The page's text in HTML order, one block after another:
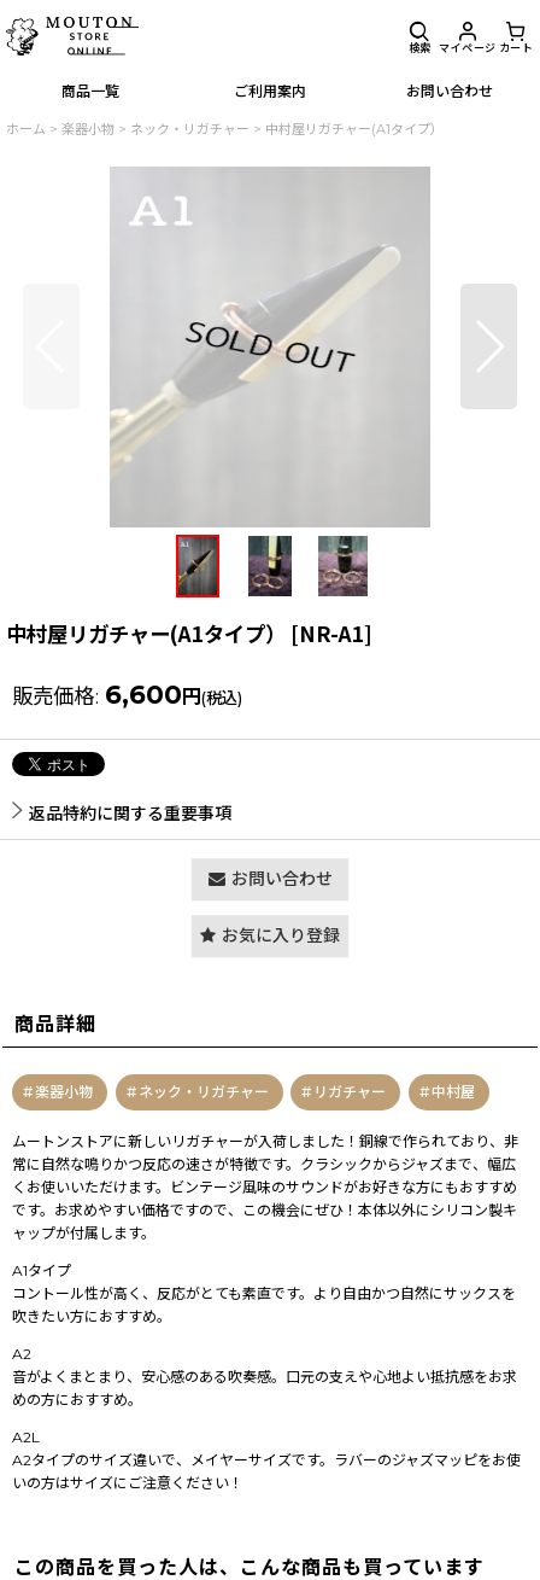
商品一覧 ご利用案内 お問い合わせ
検索 マイページ カート
ホーム > 楽器小物 > ネック・リガチャー > 中村屋リガチャー(A1タイプ）
中村屋リガチャー(A1タイプ） [NR-A1]
販売価格: 6,600 円(税込)
返品特約に関する重要事項
お問い合わせ
お気に入り登録
商品詳細
楽器小物 ネック・リガチャー リガチャー 中村屋
ムートンストアに新しいリガチャーが入荷しました！銅線で作られており、非
常に自然な鳴りかつ反応の速さが特徴です。クラシックからジャズまで、幅広
くお使いいただけます。ビンテージ風味のサウンドがお好きな方にもおすすめ
です。お求めやすい価格ですので、この機会にぜひ！本体以外にシリコン製キ
ャップが付属します。
A1タイプ
コントール性が高く、反応がとても素直です。より自由かつ自然にサックスを
吹きたい方におすすめ。
A2
音がよくまとまり、安心感のある吹奏感。口元の支えや心地よい抵抗感をお求
めの方におすすめ。
A2L
A2タイプのサイズ違いで、メイヤーサイズです。ラバーのジャズマッピをお使
いの方はサイズにご注意ください！
この商品を買った人は、こんな商品も買っています